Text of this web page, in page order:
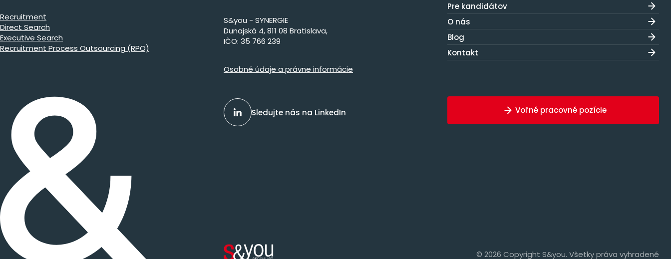
Recruitment
Direct Search
Executive Search
Recruitment Process Outsourcing (RPO)
S&you - SYNERGIE
Dunajs​ká 4, 811 08 Bratislava,​​​​
IČO: 35 766 239
Osobné údaje a právne informácie
Sledujte nás na LinkedIn
Pre kandidátov
O nás
Blog
Kontakt
Voľné pracovné pozície
© 2026 Copyright S&you. Všetky práva vyhradené